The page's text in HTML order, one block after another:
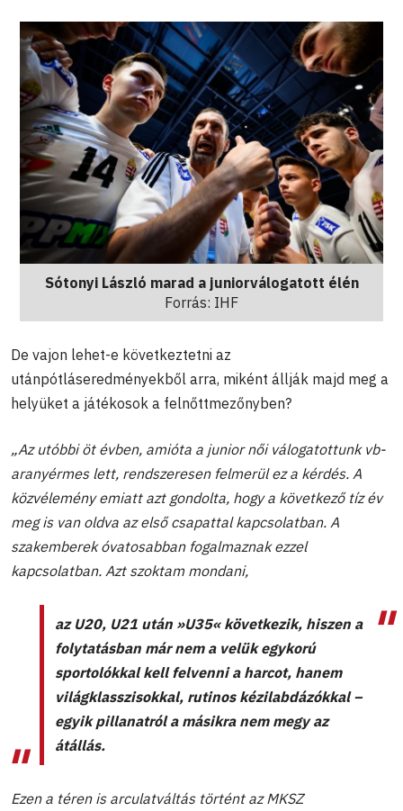
Sótonyi László marad a juniorválogatott élén
Forrás: IHF
De vajon lehet-e következtetni az
utánpótláseredményekből arra, miként állják majd meg a
helyüket a játékosok a felnőttmezőnyben?
„Az utóbbi öt évben, amióta a junior női válogatottunk vb-
aranyérmes lett, rendszeresen felmerül ez a kérdés. A
közvélemény emiatt azt gondolta, hogy a következő tíz év
meg is van oldva az első csapattal kapcsolatban. A
szakemberek óvatosabban fogalmaznak ezzel
kapcsolatban. Azt szoktam mondani,
az U20, U21 után »U35« következik, hiszen a
folytatásban már nem a velük egykorú
sportolókkal kell felvenni a harcot, hanem
világklasszisokkal, rutinos kézilabdázókkal –
egyik pillanatról a másikra nem megy az
átállás.
Ezen a téren is arculatváltás történt az MKSZ